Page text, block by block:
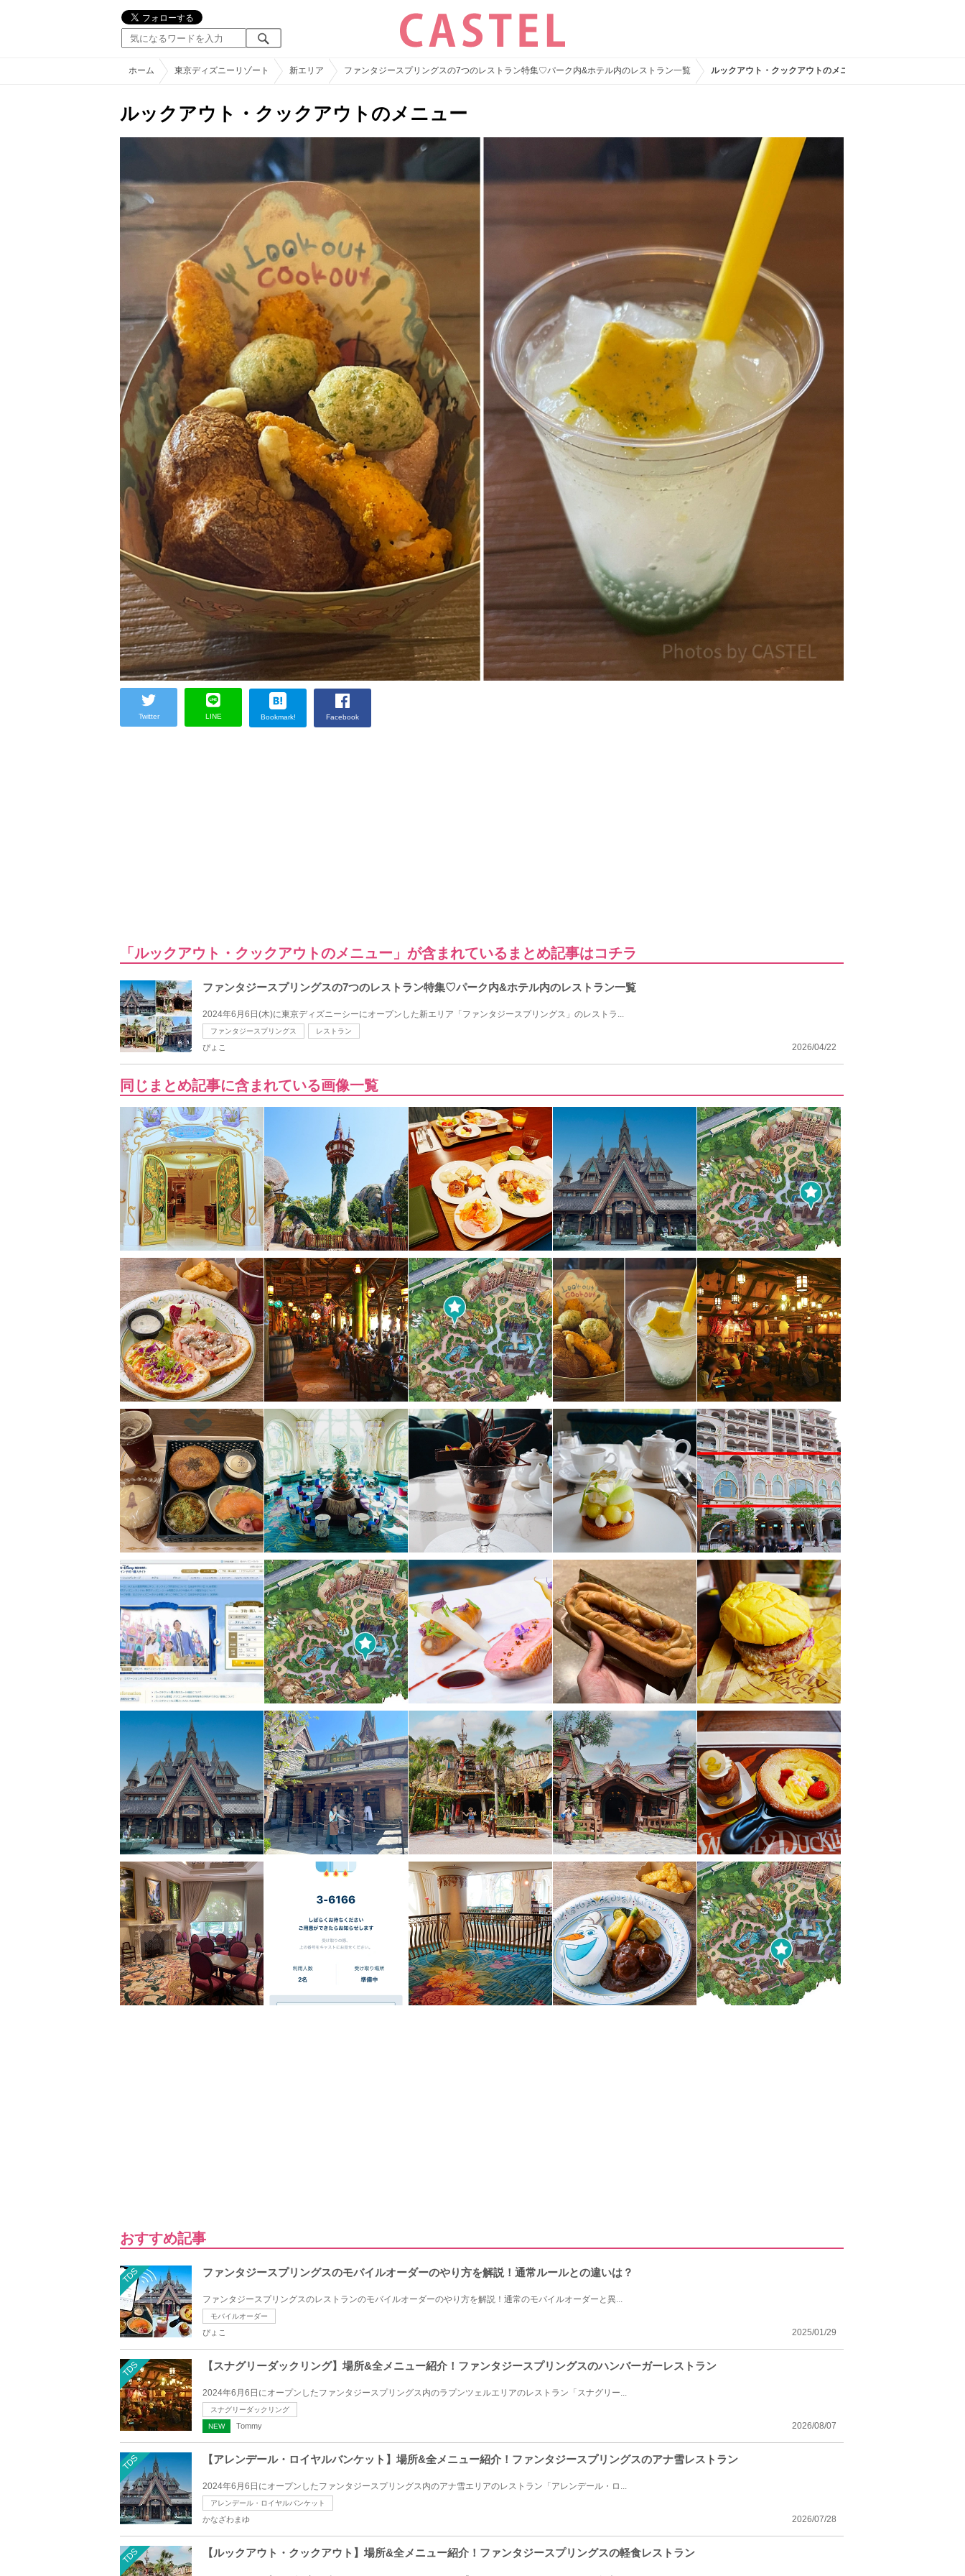
ホーム 東京ディズニーリゾート 新エリア ファンタジースプリングスの7つのレストラン特集♡パーク内&ホテル内のレストラン一覧 ルックアウト・クックアウトのメニュー
ルックアウト・クックアウトのメニュー
Twitter LINE Bookmark! Facebook
「ルックアウト・クックアウトのメニュー」が含まれているまとめ記事はコチラ
ファンタジースプリングスの7つのレストラン特集♡パーク内&ホテル内のレストラン一覧
2024年6月6日(木)に東京ディズニーシーにオープンした新エリア「ファンタジースプリングス」のレストラ...
ファンタジースプリングス レストラン
2026/04/22
ぴょこ
同じまとめ記事に含まれている画像一覧
おすすめ記事
TDS ファンタジースプリングスのモバイルオーダーのやり方を解説！通常ルールとの違いは？
ファンタジースプリングスのレストランのモバイルオーダーのやり方を解説！通常のモバイルオーダーと異...
モバイルオーダー
2025/01/29
ぴょこ
TDS 【スナグリーダックリング】場所&全メニュー紹介！ファンタジースプリングスのハンバーガーレストラン
2024年6月6日にオープンしたファンタジースプリングス内のラプンツェルエリアのレストラン「スナグリー...
スナグリーダックリング
2026/08/07
NEW Tommy
TDS 【アレンデール・ロイヤルバンケット】場所&全メニュー紹介！ファンタジースプリングスのアナ雪レストラン
2024年6月6日にオープンしたファンタジースプリングス内のアナ雪エリアのレストラン「アレンデール・ロ...
アレンデール・ロイヤルバンケット
2026/07/28
かなざわまゆ
TDS 【ルックアウト・クックアウト】場所&全メニュー紹介！ファンタジースプリングスの軽食レストラン